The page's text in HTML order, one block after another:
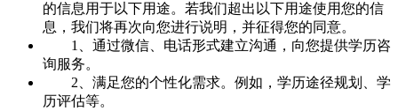
的信息用于以下用途。若我们超出以下用途使用您的信
息，我们将再次向您进行说明，并征得您的同意。
1、通过微信、电话形式建立沟通，向您提供学历咨
询服务。
2、满足您的个性化需求。例如，学历途径规划、学
历评估等。